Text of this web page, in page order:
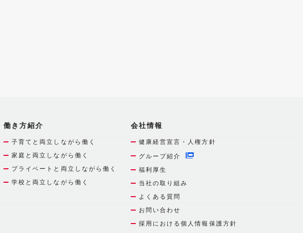
働き方紹介
子育てと両立しながら働く
家庭と両立しながら働く
プライベートと両立しながら働く
学校と両立しながら働く
会社情報
健康経営宣言・人権方針
グループ紹介
福利厚生
当社の取り組み
よくある質問
お問い合わせ
採用における個人情報保護方針